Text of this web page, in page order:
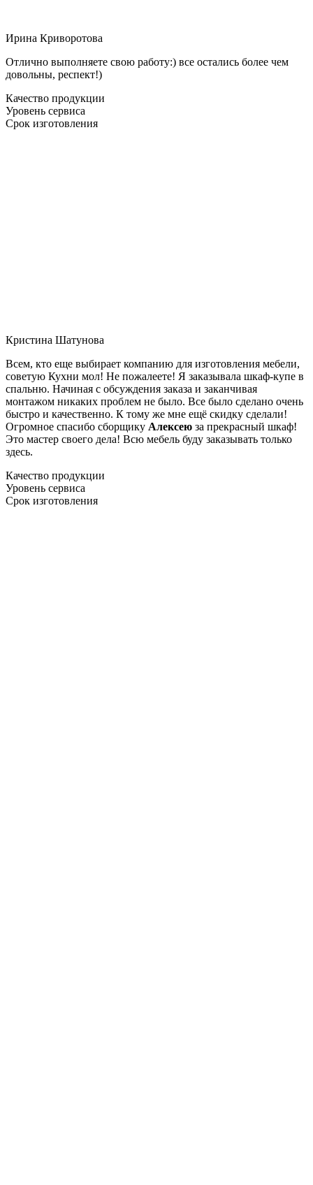
Ирина Криворотова
Отлично выполняете свою работу:) все остались более чем
довольны, респект!)
Качество продукции
Уровень сервиса
Срок изготовления
Кристина Шатунова
Всем, кто еще выбирает компанию для изготовления мебели,
советую Кухни мол! Не пожалеете! Я заказывала шкаф-купе в
спальню. Начиная с обсуждения заказа и заканчивая
монтажом никаких проблем не было. Все было сделано очень
быстро и качественно. К тому же мне ещё скидку сделали!
Огромное спасибо сборщику Алексею за прекрасный шкаф!
Это мастер своего дела! Всю мебель буду заказывать только
здесь.
Качество продукции
Уровень сервиса
Срок изготовления